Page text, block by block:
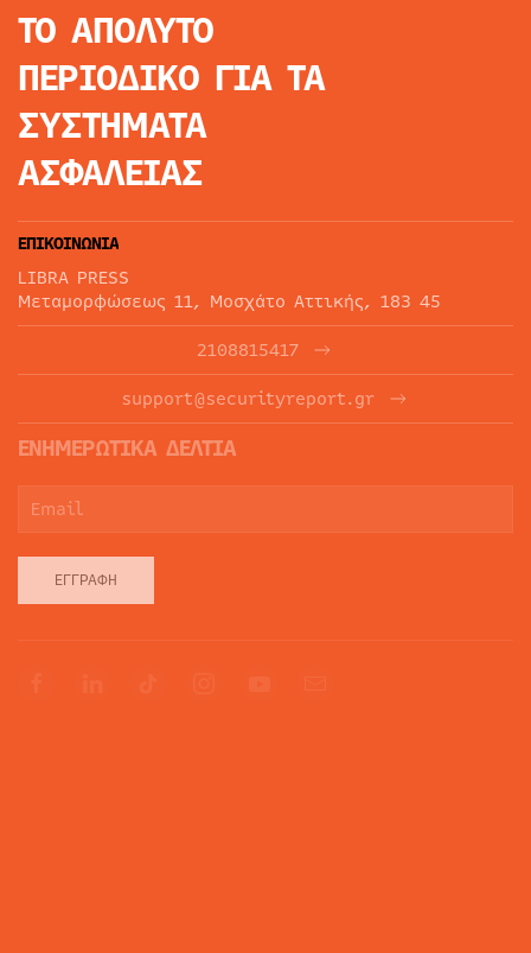
ΤΟ ΑΠΟΛΥΤΟ
ΠΕΡΙΟΔΙΚΟ ΓΙΑ ΤΑ
ΣΥΣΤΗΜΑΤΑ
ΑΣΦΑΛΕΙΑΣ
ΕΠΙΚΟΙΝΩΝΙΑ
LIBRA PRESS
Μεταμορφώσεως 11, Μοσχάτο Αττικής, 183 45
2108815417
support@securityreport.gr
ΕΝΗΜΕΡΩΤΙΚΑ ΔΕΛΤΙΑ
ΕΓΓΡΑΦΉ